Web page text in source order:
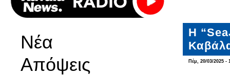
Νέα
Απόψεις
Η
Πέμ, 20/03/2025 -